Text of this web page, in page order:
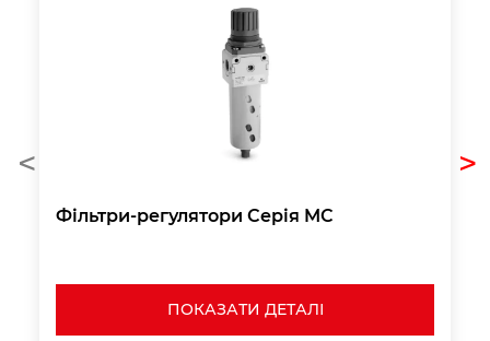
Фільтри-регулятори Серія MC
ПОКАЗАТИ ДЕТАЛІ